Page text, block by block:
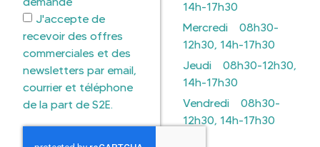
J'accepte de
recevoir des offres
commerciales et des
newsletters par email,
courrier et téléphone
de la part de S2E.
14h-17h30
Mercredi 08h30-
12h30, 14h-17h30
Jeudi 08h30-12h30,
14h-17h30
Vendredi 08h30-
12h30, 14h-17h30